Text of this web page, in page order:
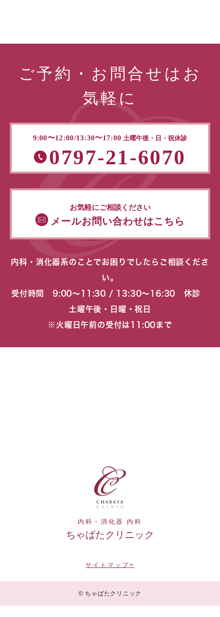
ご予約・お問合せはお
気軽に
9:00〜12:00/13:30〜17:00 土曜午後・日・祝休診
0797-21-6070
お気軽にご相談ください
メールお問い合わせはこちら
内科・消化器系のことでお困りでしたらご相談くださ
い。
受付時間 9:00〜11:30 / 13:30〜16:30 休診
土曜午後・日曜・祝日
※火曜日午前の受付は11:00まで
内科・消化器 内科
ちゃばたクリニック
サイトマップ>
© ちゃばたクリニック